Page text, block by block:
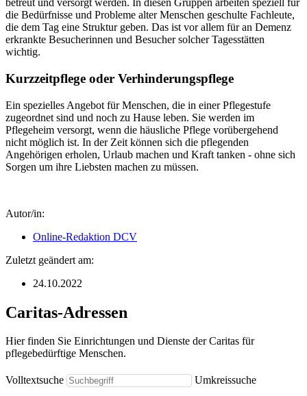
betreut und versorgt werden. In diesen Gruppen arbeiten speziell für
die Bedürfnisse und Probleme alter Menschen geschulte Fachleute,
die dem Tag eine Struktur geben. Das ist vor allem für an Demenz
erkrankte Besucherinnen und Besucher solcher Tagesstätten
wichtig.
Kurzzeitpflege oder Verhinderungspflege
Ein spezielles Angebot für Menschen, die in einer Pflegestufe
zugeordnet sind und noch zu Hause leben. Sie werden im
Pflegeheim versorgt, wenn die häusliche Pflege vorübergehend
nicht möglich ist. In der Zeit können sich die pflegenden
Angehörigen erholen, Urlaub machen und Kraft tanken - ohne sich
Sorgen um ihre Liebsten machen zu müssen.
Autor/in:
Online-Redaktion DCV
Zuletzt geändert am:
24.10.2022
Caritas-Adressen
Hier finden Sie Einrichtungen und Dienste der Caritas für
pflegebedürftige Menschen.
Volltextsuche Umkreissuche